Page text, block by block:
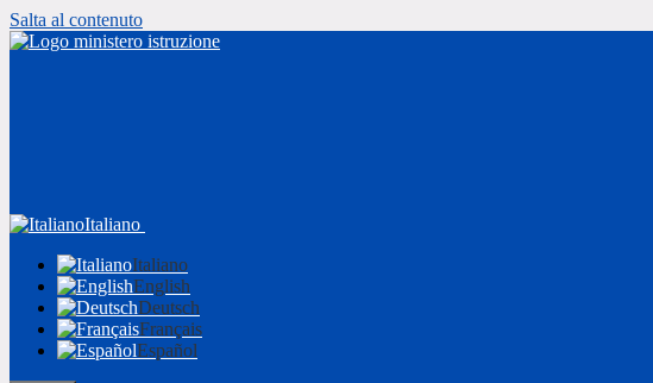
Salta al contenuto
Italiano
Italiano
English
Deutsch
Français
Español